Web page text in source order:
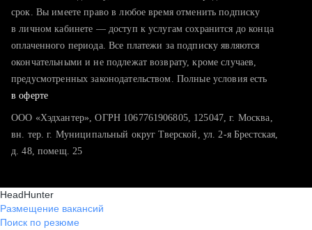
срок. Вы имеете право в любое время отменить подписку
в личном кабинете — доступ к услугам сохранится до конца
оплаченного периода. Все платежи за подписку являются
окончательными и не подлежат возврату, кроме случаев,
предусмотренных законодательством. Полные условия есть
в оферте
ООО «Хэдхантер», ОГРН 1067761906805, 125047, г. Москва,
вн. тер. г. Муниципальный округ Тверской, ул. 2-я Брестская,
д. 48, помещ. 25
HeadHunter
Размещение вакансий
Поиск по резюме